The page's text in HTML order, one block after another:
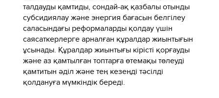
талдауды қамтиды, сондай-ақ қазбалы отынды
субсидиялау және энергия бағасын белгілеу
саласындағы реформаларды қолдау үшін
саясаткерлерге арналған құралдар жиынтығын
ұсынады. Құралдар жиынтығы кірісті қорғауды
және аз қамтылған топтарға өтемақы төлеуді
қамтитын әділ және тең кезеңді тәсілді
қолдануға мүмкіндік береді.